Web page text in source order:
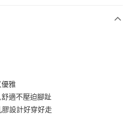
優雅
適不壓迫腳趾
設計好穿好走